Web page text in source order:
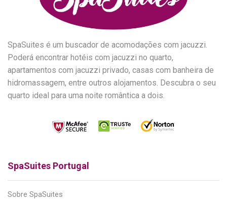
SpaSuites é um buscador de acomodações com jacuzzi.
Poderá encontrar hotéis com jacuzzi no quarto,
apartamentos com jacuzzi privado, casas com banheira de
hidromassagem, entre outros alojamentos. Descubra o seu
quarto ideal para uma noite romântica a dois.
SpaSuites Portugal
Sobre SpaSuites